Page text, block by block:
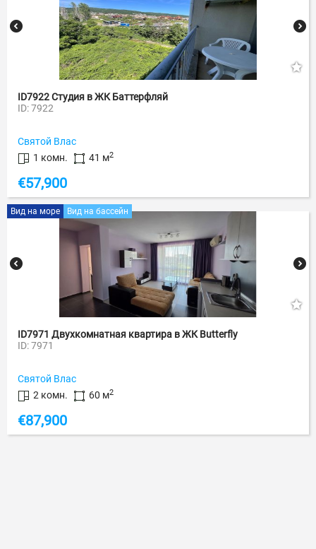
ID7922 Студия в ЖК Баттерфляй
ID: 7922
Святой Влас
1 комн.
41 м2
€57,900
Вид на море Вид на бассейн
ID7971 Двухкомнатная квартира в ЖК Butterfly
ID: 7971
Святой Влас
2 комн.
60 м2
€87,900